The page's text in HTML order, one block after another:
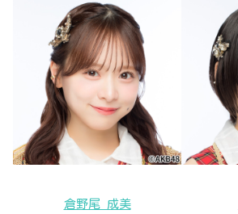
倉野尾 成美